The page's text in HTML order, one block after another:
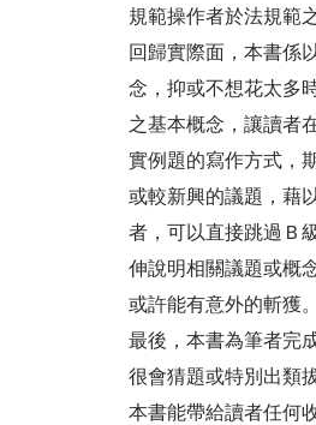
規範操作者於法規範
回歸實際面，本書係
念，抑或不想花太多
之基本概念，讓讀者
實例題的寫作方式，
或較新興的議題，藉
者，可以直接跳過Ｂ
伸說明相關議題或概
或許能有意外的斬獲。
最後，本書為筆者完
很會猜題或特別出類
本書能帶給讀者任何